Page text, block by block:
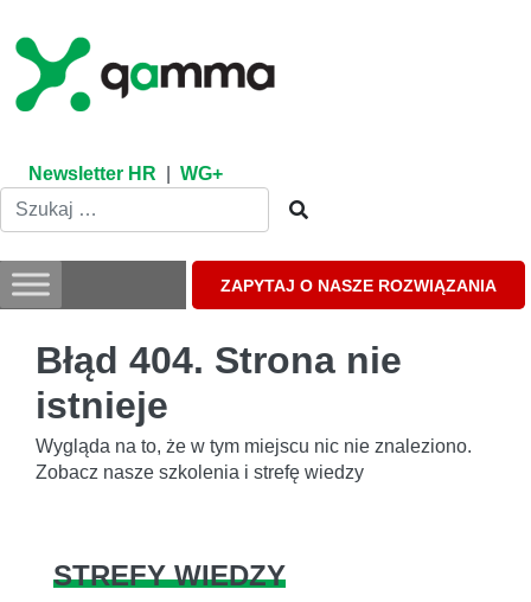
content
Newsletter HR WG+
ZAPYTAJ O NASZE ROZWIĄZANIA
Błąd 404. Strona nie
istnieje
Wygląda na to, że w tym miejscu nic nie znaleziono.
Zobacz nasze szkolenia i strefę wiedzy
STREFY WIEDZY